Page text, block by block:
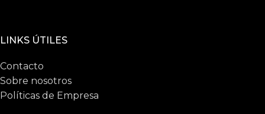
LINKS ÚTILES
Contacto
Sobre nosotros
Políticas de Empresa